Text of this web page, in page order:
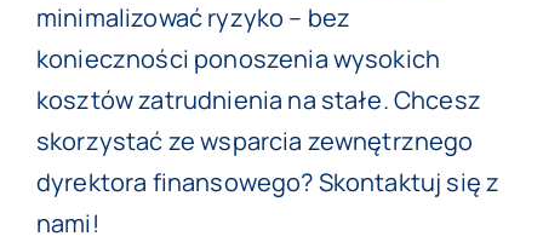
minimalizować ryzyko – bez
konieczności ponoszenia wysokich
kosztów zatrudnienia na stałe. Chcesz
skorzystać ze wsparcia zewnętrznego
dyrektora finansowego?Skontaktuj się z
nami!